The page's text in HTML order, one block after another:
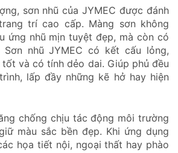
sơn nhũ của JYMEC được đánh
trí cao cấp. Màng sơn không
ứng nhũ mịn tuyệt đẹp, mà còn có
Sơn nhũ JYMEC có kết cấu lỏng,
và có tính dẻo dai. Giúp phủ đều
lấp đầy những kẽ hở hay hiện
chống chịu tác động môi trường
màu sắc bền đẹp. Khi ứng dụng
họa tiết nội, ngoại thất hay phào